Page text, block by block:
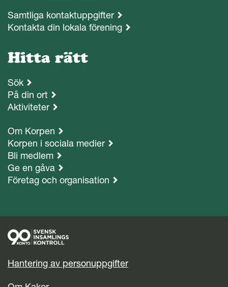
Samtliga kontaktuppgifter
Kontakta din lokala förening
Hitta rätt
Sök
På din ort
Aktiviteter
Om Korpen
Korpen i sociala medier
Bli medlem
Ge en gåva
Företag och organisation
Hantering av personuppgifter